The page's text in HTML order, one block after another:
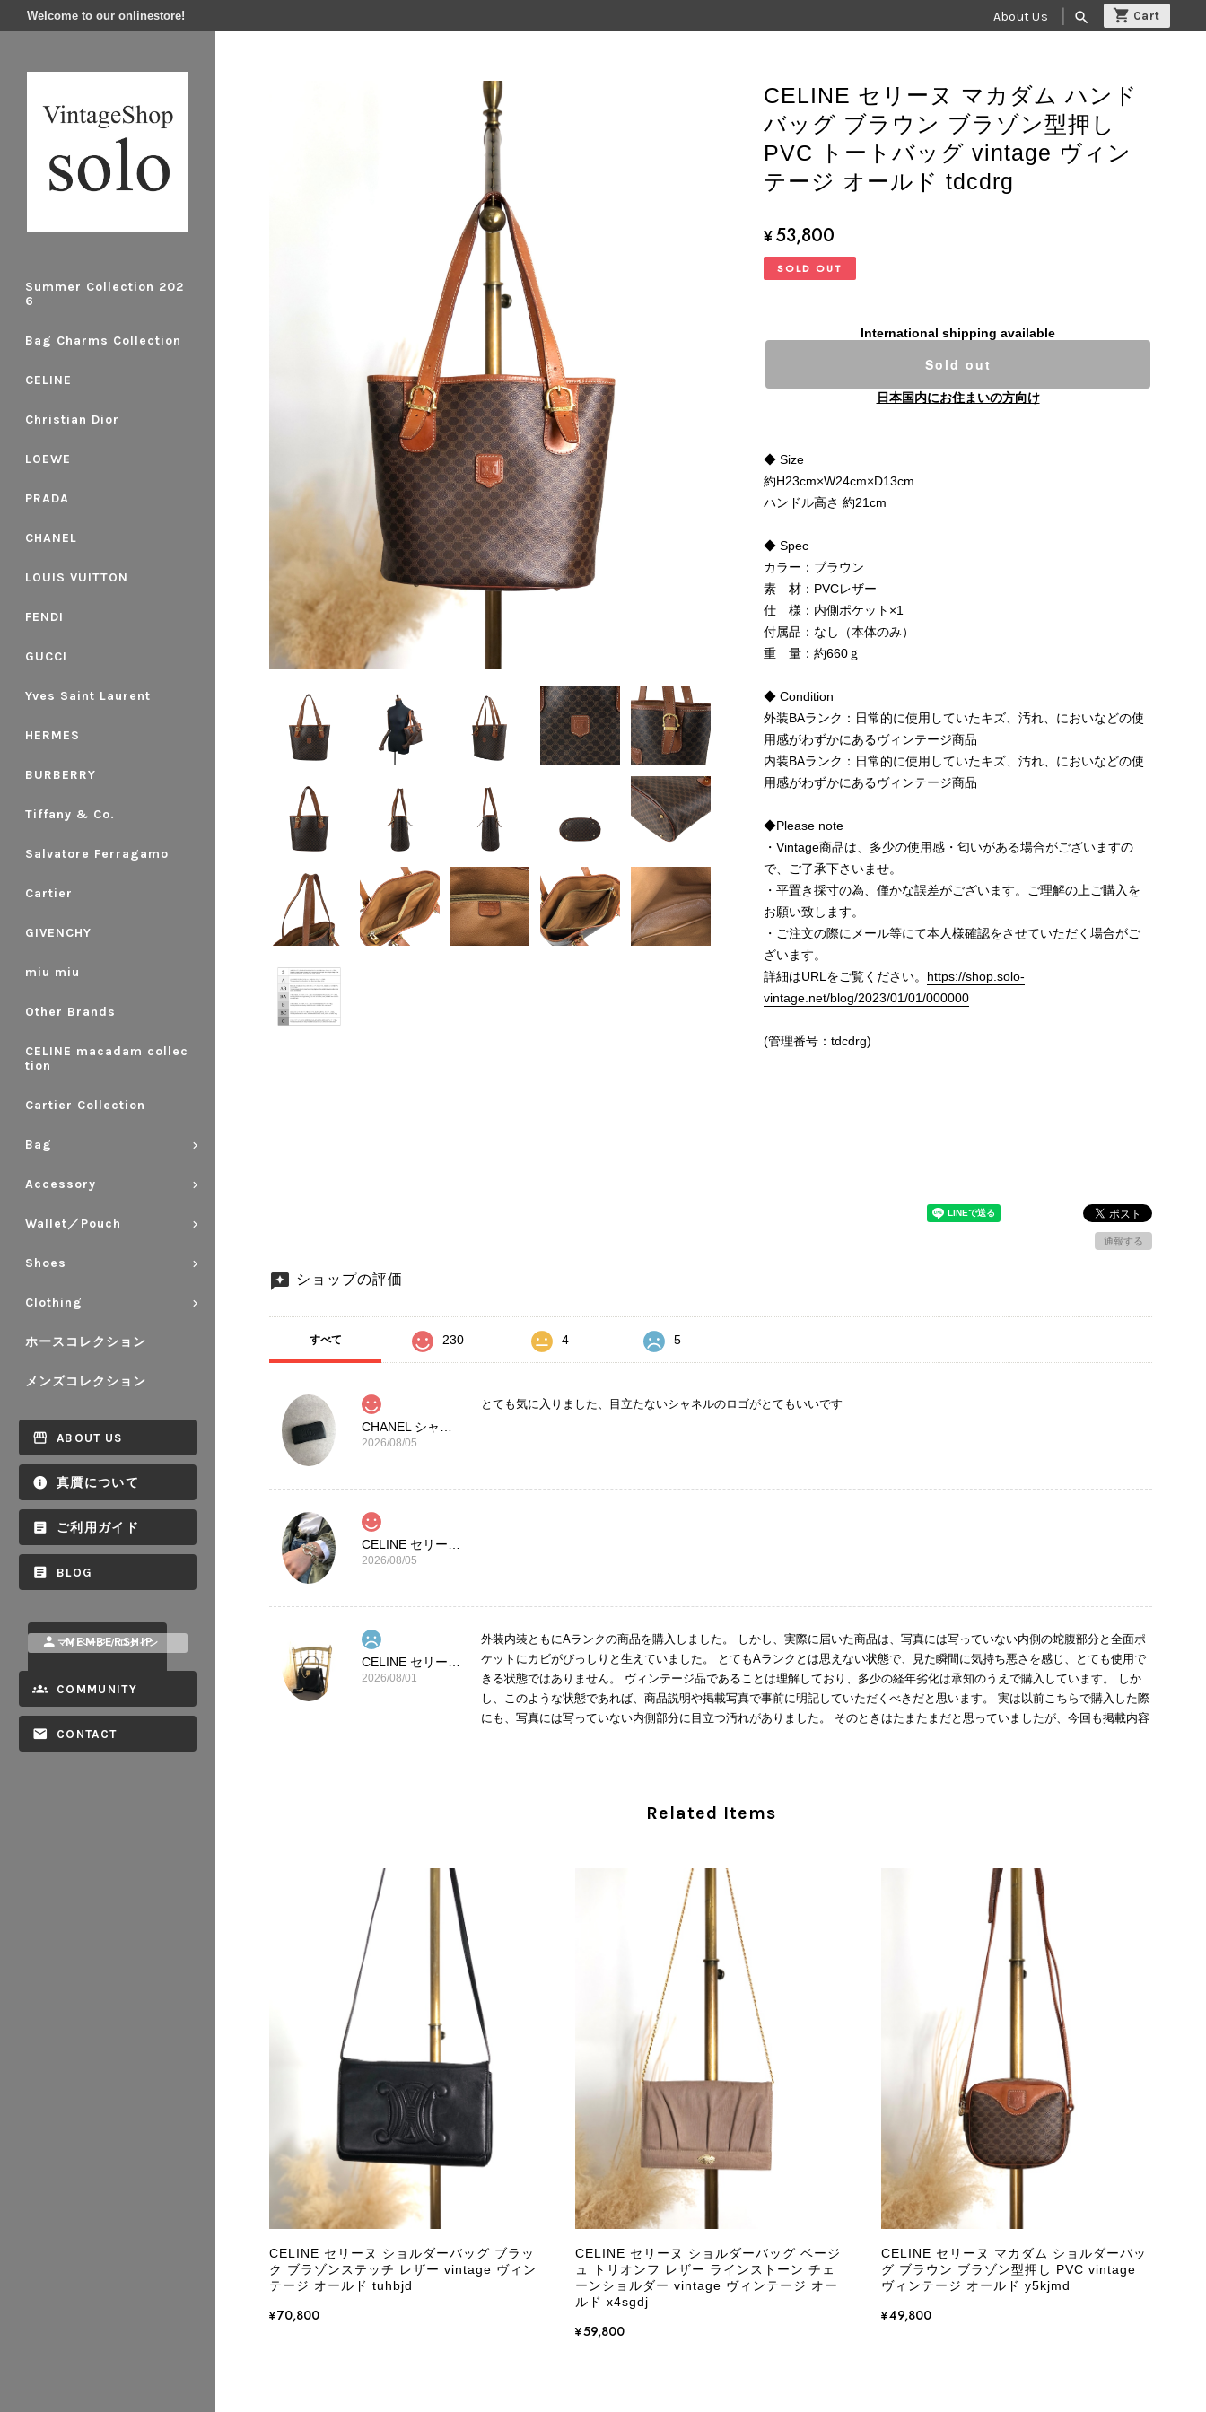
Welcome to our onlinestore! About Us search
Summer Collection 202
6
Bag Charms Collection
CELINE
Christian Dior
LOEWE
PRADA
CHANEL
LOUIS VUITTON
FENDI
GUCCI
Yves Saint Laurent
HERMES
BURBERRY
Tiffany & Co.
Salvatore Ferragamo
Cartier
GIVENCHY
miu miu
Other Brands
CELINE macadam collec
tion
Cartier Collection
Bag
Accessory
Wallet／Pouch
Shoes
Clothing
ホースコレクション
メンズコレクション
ABOUT US
真贋について
ご利用ガイド
BLOG
MEMBERSHIP
マイページ / ログイン
COMMUNITY
CONTACT
CELINE セリーヌ マカダム ハンド
バッグ ブラウン ブラゾン型押し
PVC トートバッグ vintage ヴィン
テージ オールド tdcdrg
¥53,800
SOLD OUT
International shipping available
Sold out
日本国内にお住まいの方向け
◆ Size
約H23cm×W24cm×D13cm
ハンドル高さ 約21cm
◆ Spec
カラー：ブラウン
素 材：PVCレザー
仕 様：内側ポケット×1
付属品：なし（本体のみ）
重 量：約660ｇ
◆ Condition
外装BAランク：日常的に使用していたキズ、汚れ、においなどの使
用感がわずかにあるヴィンテージ商品
内装BAランク：日常的に使用していたキズ、汚れ、においなどの使
用感がわずかにあるヴィンテージ商品
◆Please note
・Vintage商品は、多少の使用感・匂いがある場合がございますの
で、ご了承下さいませ。
・平置き採寸の為、僅かな誤差がございます。ご理解の上ご購入を
お願い致します。
・ご注文の際にメール等にて本人様確認をさせていただく場合がご
ざいます。
詳細はURLをご覧ください。 https://shop.solo-
vintage.net/blog/2023/01/01/000000
(管理番号：tdcdrg)
通報する
ショップの評価
すべて 230 4 5
2026/08/05
とても気に入りました、目立たないシャネルのロゴがとてもいいです
2026/08/05
2026/08/01
外装内装ともにAランクの商品を購入しました。 しかし、実際に届いた商品は、写真には写っていない内側の蛇腹部分と全面ポ
ケットにカビがびっしりと生えていました。 とてもAランクとは思えない状態で、見た瞬間に気持ち悪さを感じ、とても使用で
きる状態ではありません。 ヴィンテージ品であることは理解しており、多少の経年劣化は承知のうえで購入しています。 しか
し、このような状態であれば、商品説明や掲載写真で事前に明記していただくべきだと思います。 実は以前こちらで購入した際
にも、写真には写っていない内側部分に目立つ汚れがありました。 そのときはたまたまだと思っていましたが、今回も掲載内容
回の商品につきましては、当店よりご連絡のうえ、返品・返金を含め、責任をもって対応してまいります。
バッグは、外装と内装をそれぞれ確認し、個別にランクを表示しております。これは、外観の印象だけで商品
の状態全体を判断しないためです。また、確認できた汚れやダメージは、写真や商品説明に反映しておりま
す。 ご不快な思いをされた中で、率直なご意見をお寄せいただきましたことに感謝申し上げます。今回のご
指摘を重く受け止め、まずは商品の状態を丁寧に確認させていただきます。 掲載内容では分からない状態が
確認された場合には、当店の検品時の見落としとして真摯に受け止め、検品方法と状態の伝え方を改めて見直
し、全スタッフで共有してまいります。 オンラインでも安心して商品をお選びいただけるよう、より正確な
状態確認とご案内に努めてまいります。
2026/07/30
商品が直ぐに届きました。思った以上に素敵なお品でした。またご縁が有りましたら宜しくお願い致します。
この度はご購入いただき、そして素敵なレビューをありがとうございます。 商品を無事にお受け取りいただ
き、また迅速にお届けできたとのこと、大変安心いたしました！ さらに、「思った以上に素敵なお品でし
た」とのお言葉をいただき、スタッフ一同とても嬉しく、何よりの励みになります。 ぜひこちらの商品を末
永くご愛用いただけましたら幸いです。 また気になる商品やご不明な点などございましたら、いつでもお気
軽にご相談ください。 またご縁がございましたら、ぜひよろしくお願いいたします。 VintageShop solo
Related Items
CELINE セリーヌ ショルダーバッグ ブラッ
ク ブラゾンステッチ レザー vintage ヴィン
テージ オールド tuhbjd
¥70,800
CELINE セリーヌ ショルダーバッグ ベージ
ュ トリオンフ レザー ラインストーン チェ
ーンショルダー vintage ヴィンテージ オー
ルド x4sgdj
¥59,800
CELINE セリーヌ マカダム ショルダーバッ
グ ブラウン ブラゾン型押し PVC vintage
ヴィンテージ オールド y5kjmd
¥49,800